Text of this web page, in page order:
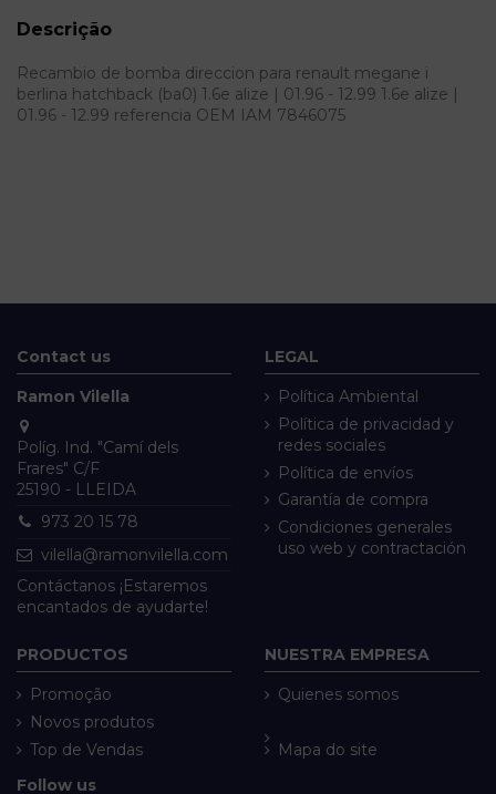
Descrição
Recambio de bomba direccion para renault megane i
berlina hatchback (ba0) 1.6e alize | 01.96 - 12.99 1.6e alize |
01.96 - 12.99 referencia OEM IAM 7846075
Contact us
Ramon Vilella
Políg. Ind. "Camí dels
Frares" C/F
25190 - LLEIDA
973 20 15 78
vilella@ramonvilella.com
Contáctanos ¡Estaremos
encantados de ayudarte!
LEGAL
Política Ambiental
Política de privacidad y
redes sociales
Política de envíos
Garantía de compra
Condiciones generales
uso web y contractación
PRODUCTOS
Promoção
Novos produtos
Top de Vendas
NUESTRA EMPRESA
Quienes somos
Mapa do site
Follow us